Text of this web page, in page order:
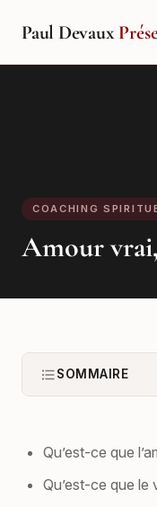
Paul Devaux
COACHING
Amour
SOMMAIRE
Qu’est-ce que
Qu’est-ce que le